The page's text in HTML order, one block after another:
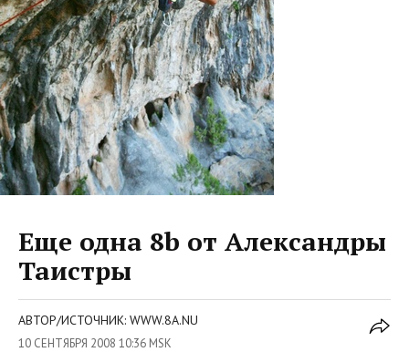
Еще одна 8b от Александры
Таистры
АВТОР/ИСТОЧНИК: WWW.8A.NU
10 СЕНТЯБРЯ 2008 10:36 MSK